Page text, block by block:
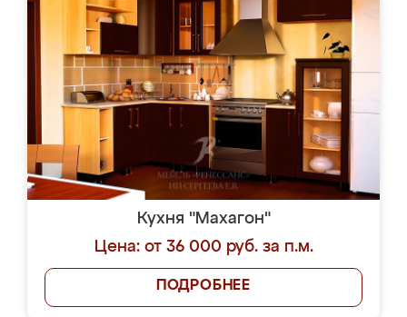
Кухня "Махагон"
Цена: от 36 000 руб. за п.м.
ПОДРОБНЕЕ